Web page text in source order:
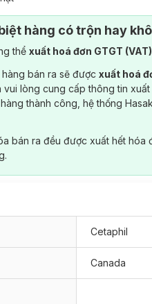
hàng có trộn hay
thể xuất hoá đơn GTGT
bán ra sẽ được xuất hoá
vui lòng cung cấp thông tin
thành công, hệ thống
bán ra đều được xuất hết hóa
Cetaphil
Canada